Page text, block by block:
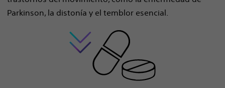
Parkinson, la distonía y el temblor esencial.